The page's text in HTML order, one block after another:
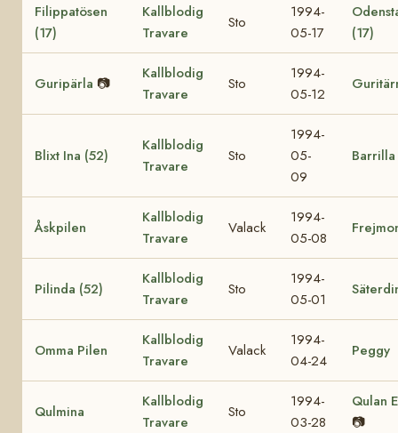
Filippatösen
(17)
Kallblodig
Travare
Sto
1994-
05-17
(17)
Guripärla 📷
Kallblodig
Travare
Sto
1994-
05-12
Blixt Ina (52)
Kallblodig
Travare
Sto
1994-
05-
09
Åskpilen
Kallblodig
Travare
Valack
1994-
05-08
Pilinda (52)
Kallblodig
Travare
Sto
1994-
05-01
Omma Pilen
Kallblodig
Travare
Valack
1994-
04-24
Peggy
Qulmina
Kallblodig
Travare
Sto
1994-
03-28
Qulan
📷